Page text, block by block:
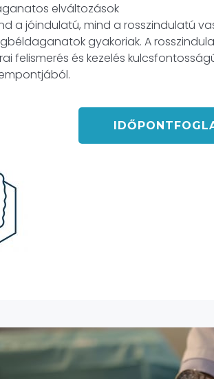
elváltozások
a jóindulatú, mind a rosszindulatú
gyakoriak. A
felismerés és kezelés